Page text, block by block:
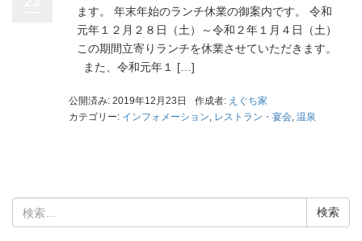
ます。 年末年始のランチ休業の御案内です。 令和
元年１２月２８日（土）～令和２年１月４日（土）
この期間立寄りランチを休業させていただきます。
また、令和元年１ […]
公開済み: 2019年12月23日 作成者: えぐち家
カテゴリー: インフォメーション, レストラン・宴会, 温泉
索: